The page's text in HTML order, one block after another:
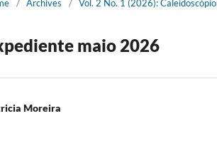
/ Archives / Vol. 2 No. 1 (2026):
maio 2026
Moreira